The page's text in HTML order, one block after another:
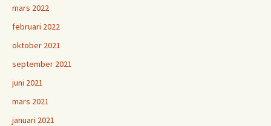
mars 2022
februari 2022
oktober 2021
september 2021
juni 2021
mars 2021
januari 2021